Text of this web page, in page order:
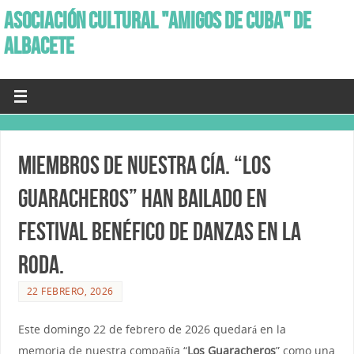
ASOCIACIÓN CULTURAL "AMIGOS DE CUBA" DE
ALBACETE
Miembros de nuestra Cía. “Los
Guaracheros” han bailado en
Festival benéfico de danzas en La
Roda.
22 FEBRERO, 2026
Este domingo 22 de febrero de 2026 quedará en la
memoria de nuestra compañía “Los Guaracheros” como una